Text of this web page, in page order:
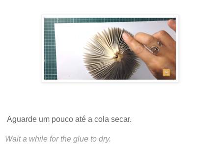
Aguarde um pouco até a cola secar.
Wait a while for the glue to dry.